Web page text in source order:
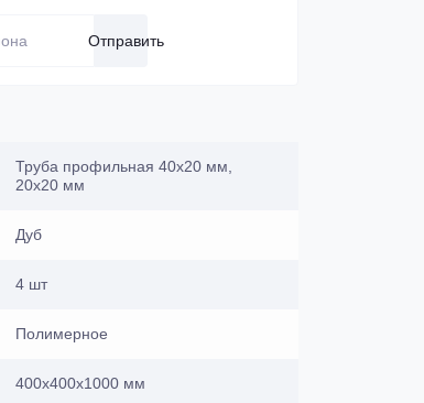
Отправить
Труба профильная 40х20 мм,
20х20 мм
Дуб
4 шт
Полимерное
400х400х1000 мм